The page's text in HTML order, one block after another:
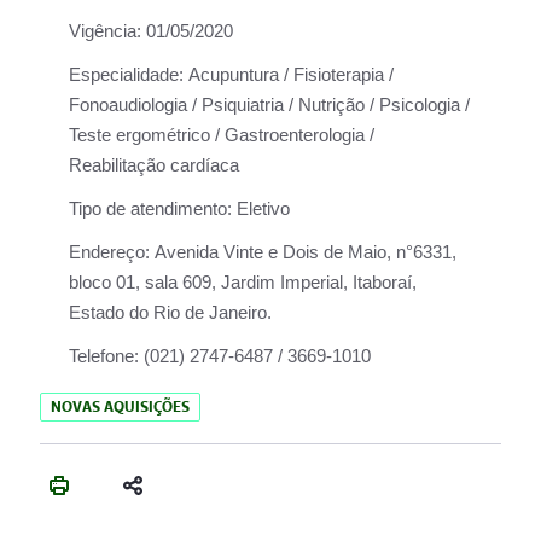
Vigência: 01/05/2020
Especialidade: Acupuntura / Fisioterapia /
Fonoaudiologia / Psiquiatria / Nutrição / Psicologia /
Teste ergométrico / Gastroenterologia /
Reabilitação cardíaca
Tipo de atendimento: Eletivo
Endereço: Avenida Vinte e Dois de Maio, n°6331,
bloco 01, sala 609, Jardim Imperial, Itaboraí,
Estado do Rio de Janeiro.
Telefone: (021) 2747-6487 / 3669-1010
NOVAS AQUISIÇÕES